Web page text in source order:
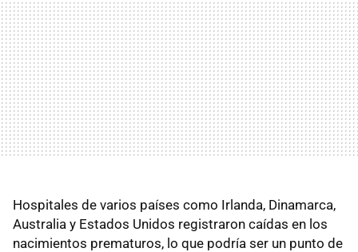
Hospitales de varios países como Irlanda, Dinamarca,
Australia y Estados Unidos registraron caídas en los
nacimientos prematuros, lo que podría ser un punto de